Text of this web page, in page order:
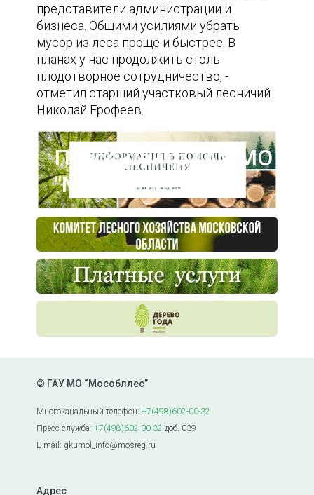
представители администрации и
бизнеса. Общими усилиями убрать
мусор из леса проще и быстрее. В
планах у нас продолжить столь
плодотворное сотрудничество, -
отметил старший участковый лесничий
Николай Ерофеев.
Пресс-центр ГАУ МО
"Мособллес"
© ГАУ МО “Мособллес”
Многоканальный телефон:+7(498)602-00-32
Пресс-служба:+7(498)602-00-32 доб. 039
E-mail: gkumol_info@mosreg.ru
Адрес